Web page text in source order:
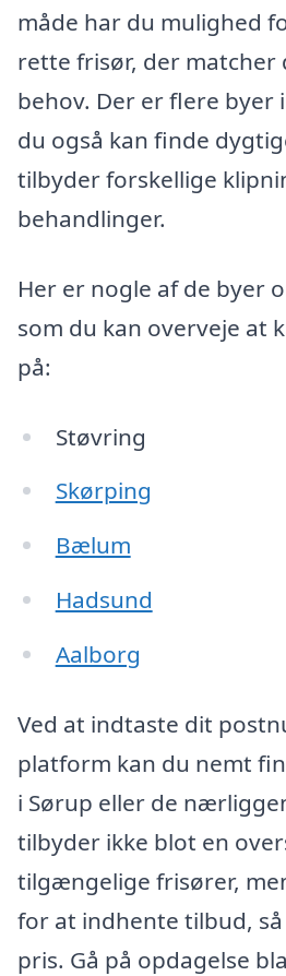
måde har du mulighed
rette frisør, der matcher
behov. Der er flere
du også kan finde
tilbyder forskellige
behandlinger.
Her er nogle af de byer
som du kan overveje at
på:
Støvring
Skørping
Bælum
Hadsund
Aalborg
Ved at indtaste dit
platform kan du nemt
i Sørup eller de
tilbyder ikke blot en
tilgængelige frisører,
for at indhente tilbud,
pris. Gå på opdagelse